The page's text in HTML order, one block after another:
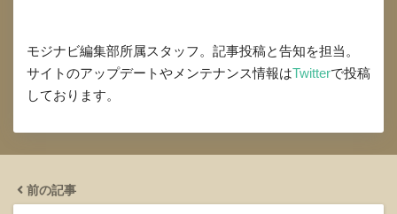
モジナビ編集部所属スタッフ。記事投稿と告知を担当。
サイトのアップデートやメンテナンス情報はTwitterで投稿
しております。
前の記事